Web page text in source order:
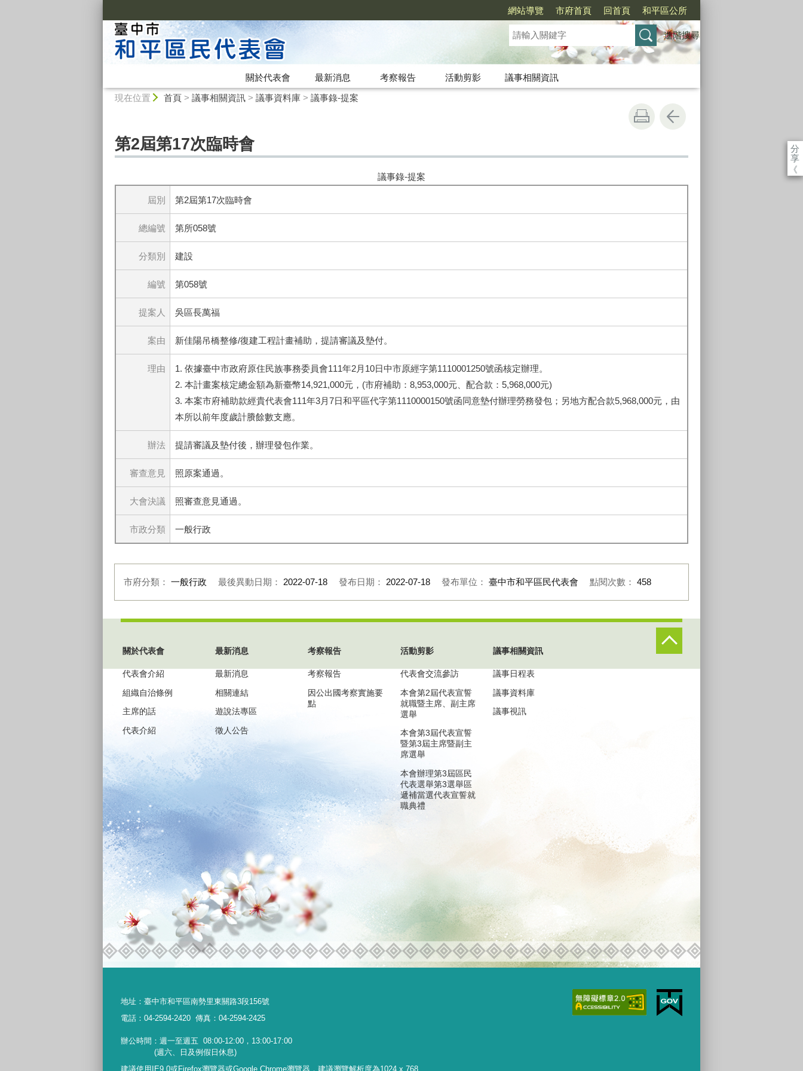
網站導覽 市府首頁 回首頁 和平區公所
進階搜尋
關於代表會 最新消息 考察報告 活動剪影
議事相關資訊
現在位置 首頁> 議事相關資訊> 議事資料庫> 議事錄-提案
分
享
《
第2屆第17次臨時會
議事錄-提案
屆別 第2屆第17次臨時會
總編號 第所058號
分類別 建設
編號 第058號
提案人 吳區長萬福
案由 新佳陽吊橋整修/復建工程計畫補助，提請審議及墊付。
理由
1. 依據臺中市政府原住民族事務委員會111年2月10日中市原經字第1110001250號函核定辦理。
2. 本計畫案核定總金額為新臺幣14,921,000元，(市府補助：8,953,000元、配合款：5,968,000元)
3. 本案市府補助款經貴代表會111年3月7日和平區代字第1110000150號函同意墊付辦理勞務發包；另地方配合款5,968,000元，由
本所以前年度歲計賸餘數支應。
辦法 提請審議及墊付後，辦理發包作業。
審查意見 照原案通過。
大會決議 照審查意見通過。
市政分類 一般行政
市府分類： 一般行政 最後異動日期： 2022-07-18 發布日期： 2022-07-18 發布單位： 臺中市和平區民代表會 點閱次數： 458
關於代表會
代表會介紹
組織自治條例
主席的話
代表介紹
最新消息
最新消息
相關連結
遊說法專區
徵人公告
考察報告
考察報告
因公出國考察實施要
點
活動剪影
代表會交流參訪
本會第2屆代表宣誓
就職暨主席、副主席
選舉
本會第3屆代表宣誓
暨第3屆主席暨副主
席選舉
本會辦理第3屆區民
代表選舉第3選舉區
遞補當選代表宣誓就
職典禮
議事相關資訊
議事日程表
議事資料庫
議事視訊
地址： 臺中市和平區南勢里東關路3段156號
電話：04-2594-2420 傳真：04-2594-2425
辦公時間：週一至週五 08:00-12:00，13:00-17:00
(週六、日及例假日休息)
建議使用IE9.0或Firefox瀏覽器或Google Chrome瀏覽器，建議瀏覽解析度為1024 x 768